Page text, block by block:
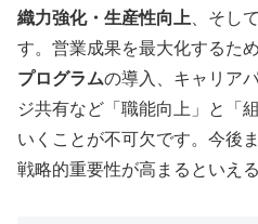
織力強化・生産性向上 、そして
す。営業成果を最大化するた
プログラムの導入、キャリア
ジ共有など「職能向上」と「
いくことが不可欠です。今後
戦略的重要性が高まるといえ